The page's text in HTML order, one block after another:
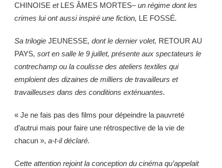
CHINOISE et LES ÂMES MORTES– un régime dont les
crimes lui ont aussi inspiré une fiction, LE FOSSÉ.
Sa trilogie JEUNESSE, dont le dernier volet, RETOUR AU
PAYS, sort en salle le 9 juillet, présente aux spectateurs le
contrechamp ou la coulisse des ateliers textiles qui
emploient des dizaines de milliers de travailleurs et
travailleuses dans des conditions exténuantes.
« Je ne fais pas des films pour dépeindre la pauvreté
d’autrui mais pour faire une rétrospective de la vie de
chacun », a-t-il déclaré.
Cette attention rejoint la conception du cinéma qu’appelait